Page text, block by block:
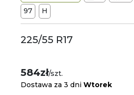
97
H
225/55 R17
584zł/szt.
Dostawa za 3 dniWtorek